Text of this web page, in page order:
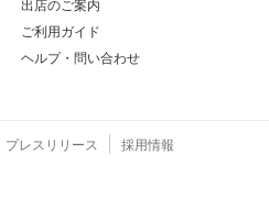
出店のご案内
ご利用ガイド
ヘルプ・問い合わせ
プレスリリース 採用情報